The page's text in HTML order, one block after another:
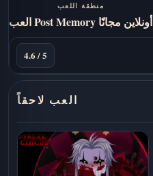
منطقة اللعب
العب Post Memory أونلاين مجانًا
4.6 / 5
العب لاحقاً